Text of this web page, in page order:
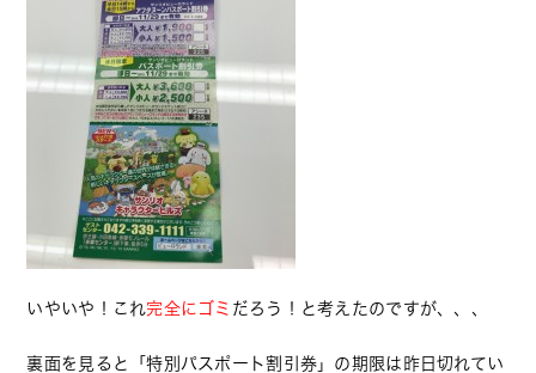
いやいや！これ完全にゴミ だろう！と考えたのですが、、、
裏面を見ると「特別パスポート割引券」の期限は昨日切れてい